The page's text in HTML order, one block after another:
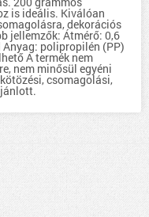
is ideális. Kiválóan
dekorációs
jellemzők: Átmérő: 0,6
polipropilén (PP)
A termék nem
nem minősül egyéni
csomagolási,